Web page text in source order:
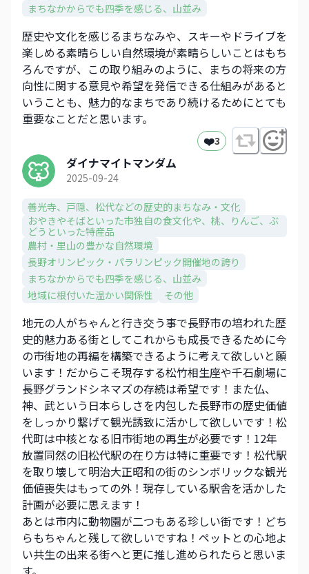
まちなかからでも四季を感じる、山並み​
歴史や文化を感じるまちなみや、スキーやドライブを
楽しめる素晴らしい自然環境が素晴らしいことはもち
ろんですが、この取り組みのように、まちの将来の方
向性に関する意見や希望を発信できる仕組みがあると
いうことも、魅力的なまちであり続けるためにとても
重要なことだと思います。
❤️3
ダイナマイトマンダム
2025-09-24
善光寺、戸隠、松代などの歴史的まちなみ・文化​
おやきやそばといった市独自の食文化や、​桃、りんご、ぶ
どうといった特産品​
農村・里山の豊かな自然環境
長野オリンピック・パラリンピック開催地の誇り
まちなかからでも四季を感じる、山並み​
地域に根付いた温かい関係性
その他
地元の人がちゃんと行き交う事で長野市の培われた歴
史的魅力ある街としてこれからも成長できるために今
の市街地の再編を構築できるように考えて欲しいと願
います！だからこそ現存する松竹相生座や千石劇場に
長野グランドシネマズの存続は希望です！また仏、
神、武という日本らしさを内包した長野市の歴史価値
をしっかり繋げて観光誘致に活かして欲しいです！松
代町は中核となる旧市街地の再生が必要です！12年
放置同然の旧松代駅の在り方は特に重要です！松代駅
を取り壊して明治大正昭和の街のシンボリックな観光
価値喪失はもっての外！現存している駅舎を活かした
計画が必要に思えます！
あとは市内に動物園が二つもある珍しい街です！どち
らもちゃんと残して欲しいですね！ペットとの心地よ
い共生の出来る街へと更に推し進められたらと思いま